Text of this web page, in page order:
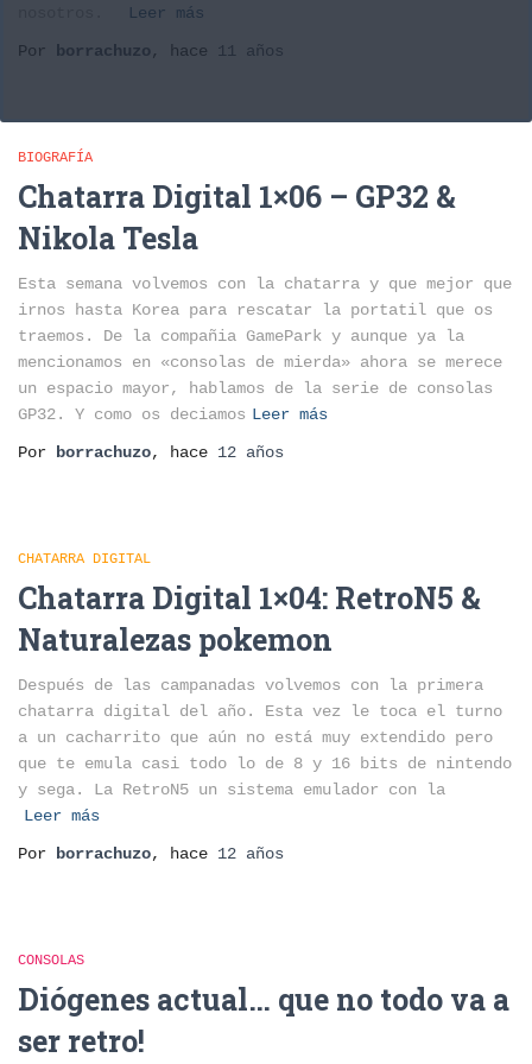
Leer más
Por
borrachuzo , hace 11 años
BIOGRAFÍA
Chatarra Digital 1×06 – GP32 &
Nikola Tesla
Esta semana volvemos con la chatarra y que mejor que
irnos hasta Korea para rescatar la portatil que os
traemos. De la compañia GamePark y aunque ya la
mencionamos en «consolas de mierda» ahora se merece
un espacio mayor, hablamos de la serie de consolas
GP32. Y como os deciamos Leer más
Por
borrachuzo, hace 12 años
CHATARRA DIGITAL
Chatarra Digital 1×04: RetroN5 &
Naturalezas pokemon
Después de las campanadas volvemos con la primera
chatarra digital del año. Esta vez le toca el turno
a un cacharrito que aún no está muy extendido pero
que te emula casi todo lo de 8 y 16 bits de nintendo
y sega. La RetroN5 un sistema emulador con la
Leer más
Por
borrachuzo, hace 12 años
CONSOLAS
Diógenes actual… que no todo va a
ser retro!